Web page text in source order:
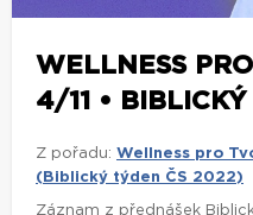
WELLNESS
4/11 •
Z pořadu: Wellness pro
(Biblický týden ČS 2022)
Záznam z přednášek